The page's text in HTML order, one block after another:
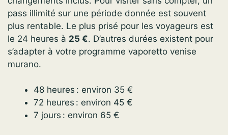
pass illimité sur une période donnée est souvent
plus rentable. Le plus prisé pour les voyageurs est
le 24 heures à 25 €. D’autres durées existent pour
s’adapter à votre programme vaporetto venise
murano.
48 heures : environ 35 €
72 heures : environ 45 €
7 jours : environ 65 €